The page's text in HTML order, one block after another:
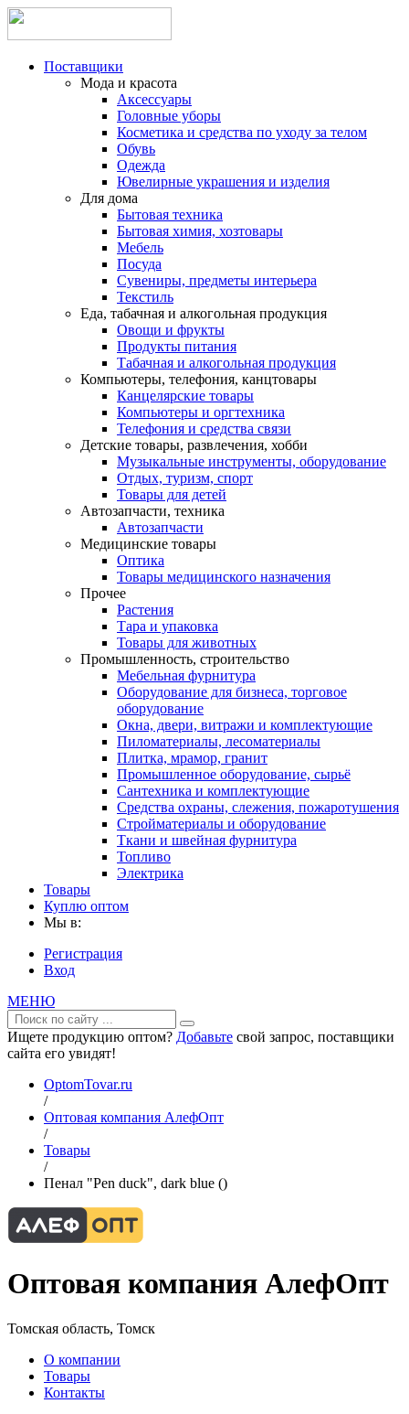
Поставщики
Мода и красота
Аксессуары
Головные уборы
Косметика и средства по уходу за телом
Обувь
Одежда
Ювелирные украшения и изделия
Для дома
Бытовая техника
Бытовая химия, хозтовары
Мебель
Посуда
Сувениры, предметы интерьера
Текстиль
Еда, табачная и алкогольная продукция
Овощи и фрукты
Продукты питания
Табачная и алкогольная продукция
Компьютеры, телефония, канцтовары
Канцелярские товары
Компьютеры и оргтехника
Телефония и средства связи
Детские товары, развлечения, хобби
Музыкальные инструменты, оборудование
Отдых, туризм, спорт
Товары для детей
Автозапчасти, техника
Автозапчасти
Медицинские товары
Оптика
Товары медицинского назначения
Прочее
Растения
Тара и упаковка
Товары для животных
Промышленность, строительство
Мебельная фурнитура
Оборудование для бизнеса, торговое
оборудование
Окна, двери, витражи и комплектующие
Пиломатериалы, лесоматериалы
Плитка, мрамор, гранит
Промышленное оборудование, сырьё
Сантехника и комплектующие
Средства охраны, слежения, пожаротушения
Стройматериалы и оборудование
Ткани и швейная фурнитура
Топливо
Электрика
Товары
Куплю оптом
Мы в:
Регистрация
Вход
МЕНЮ
Ищете продукцию оптом? Добавьте свой запрос, поставщики
сайта его увидят!
OptomTovar.ru
/
Оптовая компания АлефОпт
/
Товары
/
Пенал "Pen duck", dark blue ()
Оптовая компания АлефОпт
Томская область, Томск
О компании
Товары
Контакты